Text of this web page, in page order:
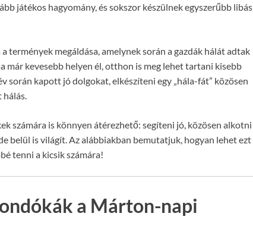
játékos hagyomány, és sokszor készülnek egyszerűbb libás
termények megáldása, amelynek során a gazdák hálát adtak
már kevesebb helyen él, otthon is meg lehet tartani kisebb
során kapott jó dolgokat, elkészíteni egy „hála-fát” közösen
számára is könnyen átérezhető: segíteni jó, közösen alkotni
belül is világít. Az alábbiakban bemutatjuk, hogyan lehet ezt
tenni a kicsik számára!
a Márton-napi